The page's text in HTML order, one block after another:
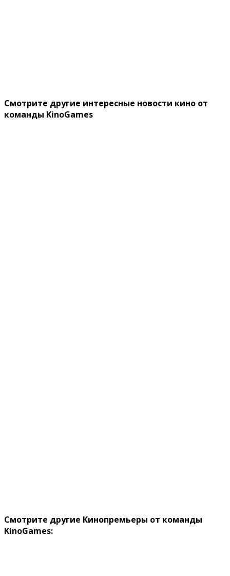
Смотрите другие интересные новости кино от
команды KinoGames
Смотрите другие Кинопремьеры от команды
KinoGames: